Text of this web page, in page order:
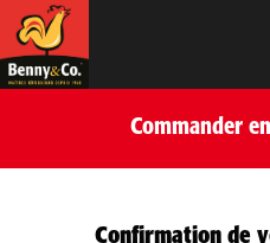
Commander
Confirmation de